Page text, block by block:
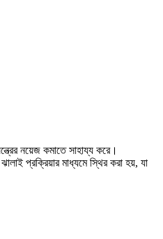
নয়েজ কমাতে সাহায্য করে।
প্রক্রিয়ার মাধ্যমে স্থির করা হয়, যা